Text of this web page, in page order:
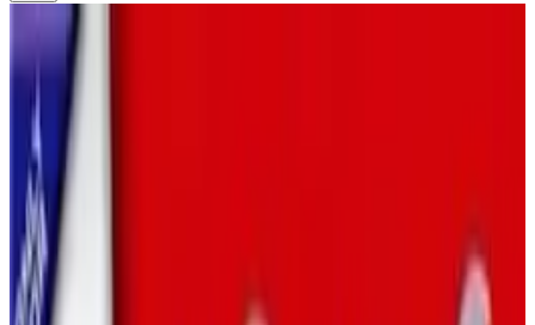
Приключение Покемонов: Красная
глава
Приключение Покемонов: Красная
глава